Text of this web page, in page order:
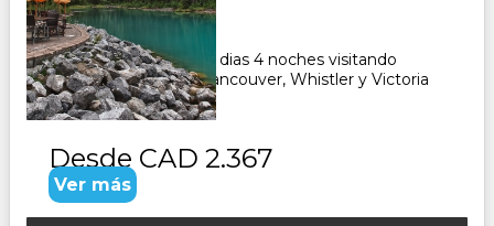
Duración:
5Días
Paquete Turistico de 5 dias 4 noches visitando
Canada, recorriendo Vancouver, Whistler y Victoria
CONSULTAR
Desde CAD 2.367
Ver más